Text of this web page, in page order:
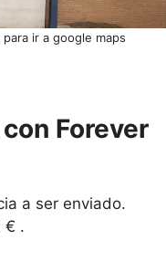
ir a google maps
Forever
a ser enviado.
€ .